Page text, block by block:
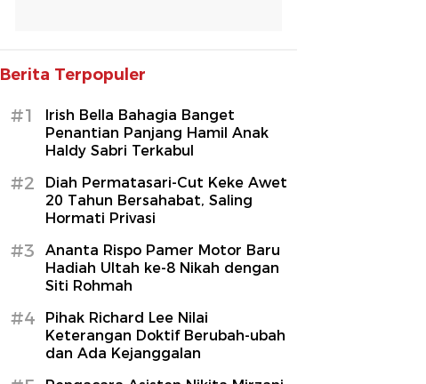
Berita Terpopuler
#1
Irish Bella Bahagia Banget
Penantian Panjang Hamil Anak
Haldy Sabri Terkabul
#2
Diah Permatasari-Cut Keke Awet
20 Tahun Bersahabat, Saling
Hormati Privasi
#3
Ananta Rispo Pamer Motor Baru
Hadiah Ultah ke-8 Nikah dengan
Siti Rohmah
#4
Pihak Richard Lee Nilai
Keterangan Doktif Berubah-ubah
dan Ada Kejanggalan